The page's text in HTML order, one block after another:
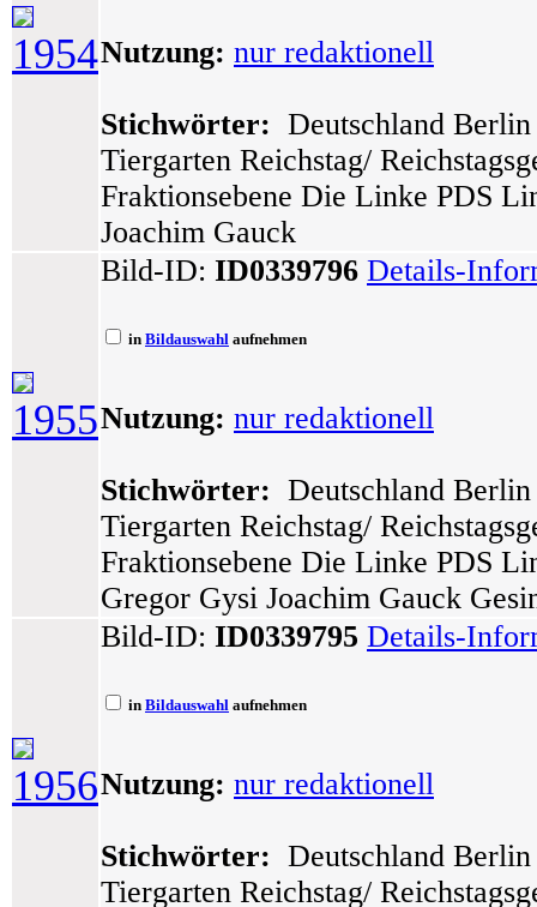
1954Nutzung: nur redaktionell
Stichwörter: Deutschland
Tiergarten Reichstag/
Fraktionsebene Die Linke PDS
Joachim Gauck
1955
Bild-ID: ID0339796 Details-
in Bildauswahl aufnehmen
Nutzung: nur redaktionell
Stichwörter: Deutschland
Tiergarten Reichstag/
Fraktionsebene Die Linke PDS
Gregor Gysi Joachim Gauck
1956
Bild-ID: ID0339795 Details-
in Bildauswahl aufnehmen
Nutzung: nur redaktionell
Stichwörter: Deutschland
Tiergarten Reichstag/